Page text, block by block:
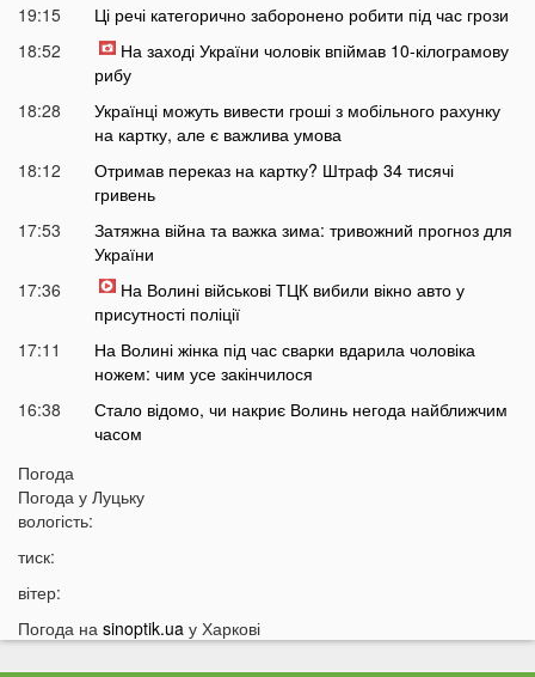
19:15
Ці речі категорично заборонено робити під час грози
18:52
На заході України чоловік впіймав 10-кілограмову
рибу
18:28
Українці можуть вивести гроші з мобільного рахунку
на картку, але є важлива умова
18:12
Отримав переказ на картку? Штраф 34 тисячі
гривень
17:53
Затяжна війна та важка зима: тривожний прогноз для
України
17:36
На Волині військові ТЦК вибили вікно авто у
присутності поліції
17:11
На Волині жінка під час сварки вдарила чоловіка
ножем: чим усе закінчилося
16:38
Стало відомо, чи накриє Волинь негода найближчим
часом
16:10
15:51
ПриватБанк списує з карток українців по 200 гривень:
15:26
15:13
Помер чоловік відомої української акторки
Погода
Погода у Луцьку
вологість:
тиск:
вітер:
Погода на sinoptik.ua у Харкові